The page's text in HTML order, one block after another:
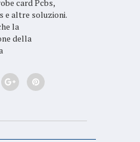
card Pcbs,
e altre soluzioni.
la
della